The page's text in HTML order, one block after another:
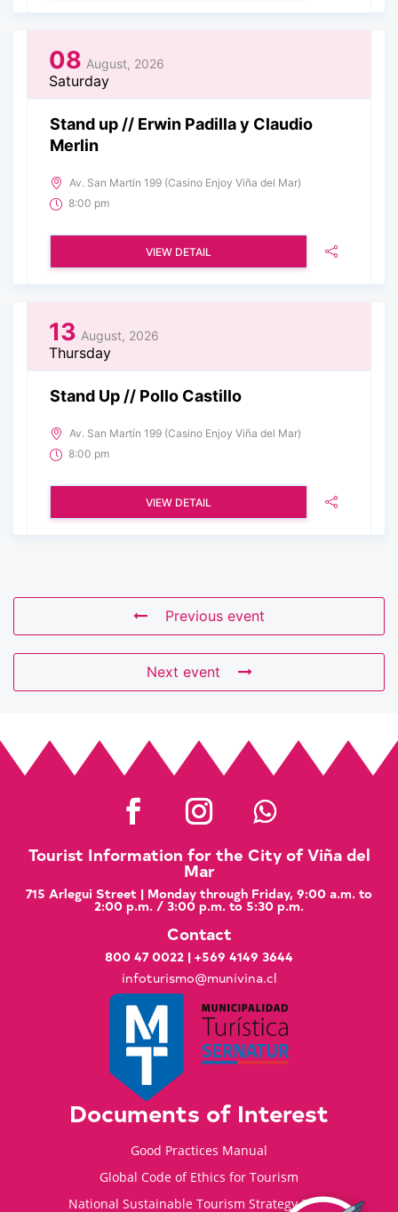
08 August, 2026
Saturday
Stand up // Erwin Padilla y Claudio
Merlin
Av. San Martín 199 (Casino Enjoy Viña del Mar)
8:00 pm
VIEW DETAIL
13 August, 2026
Thursday
Stand Up // Pollo Castillo
Av. San Martín 199 (Casino Enjoy Viña del Mar)
8:00 pm
VIEW DETAIL
Previous event
Next event
Tourist Information for the City of Viña del
Mar
715 Arlegui Street | Monday through Friday, 9:00 a.m. to
2:00 p.m. / 3:00 p.m. to 5:30 p.m.
Contact
800 47 0022 | +569 4149 3644
infoturismo@munivina.cl
Documents of Interest
Good Practices Manual
Global Code of Ethics for Tourism
National Sustainable Tourism Strategy 2035